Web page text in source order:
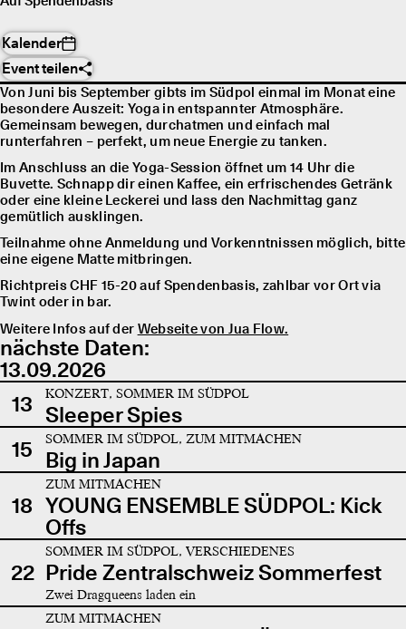
Kalender
Event teilen
Von Juni bis September gibts im Südpol einmal im Monat eine
besondere Auszeit: Yoga in entspannter Atmosphäre.
Gemeinsam bewegen, durchatmen und einfach mal
runterfahren – perfekt, um neue Energie zu tanken.
Im Anschluss an die Yoga-Session öffnet um 14 Uhr die
Buvette. Schnapp dir einen Kaffee, ein erfrischendes Getränk
oder eine kleine Leckerei und lass den Nachmittag ganz
gemütlich ausklingen.
Teilnahme ohne Anmeldung und Vorkenntnissen möglich, bitte
eine eigene Matte mitbringen.
Richtpreis CHF 15-20 auf Spendenbasis, zahlbar vor Ort via
Twint oder in bar.
Weitere Infos auf der Webseite von Jua Flow.
nächste Daten:
13.09.2026
13
KONZERT, SOMMER IM SÜDPOL
Sleeper Spies
15
SOMMER IM SÜDPOL, ZUM MITMACHEN
Big in Japan
18
ZUM MITMACHEN
YOUNG ENSEMBLE SÜDPOL: Kick
Offs
22
SOMMER IM SÜDPOL, VERSCHIEDENES
Pride Zentralschweiz Sommerfest
Zwei Dragqueens laden ein
ZUM MITMACHEN